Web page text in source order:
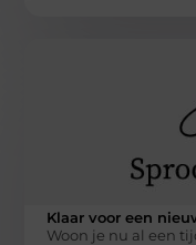
Klaar voor een
Woon je nu al een